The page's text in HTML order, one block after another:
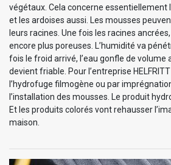
végétaux. Cela concerne essentiellement
et les ardoises aussi. Les mousses
leurs racines. Une fois les racines
encore plus poreuses. L’humidité va
fois le froid arrivé, l’eau gonfle de volume
devient friable. Pour l’entreprise
l’hydrofuge filmogène ou par
l’installation des mousses. Le produit
Et les produits colorés vont rehausser
maison.